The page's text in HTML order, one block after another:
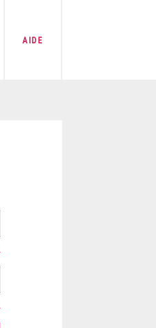
AIDE